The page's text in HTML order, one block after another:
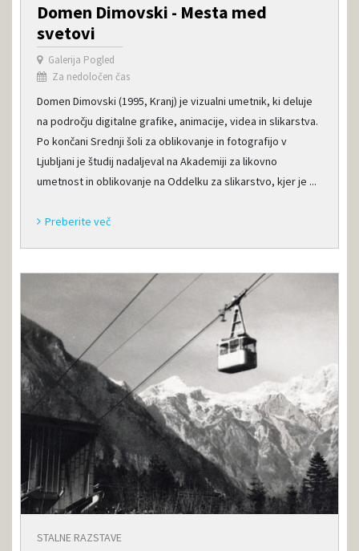
Domen Dimovski - Mesta med
svetovi
Galerija Pogled
Za nedoločen čas
Domen Dimovski (1995, Kranj) je vizualni umetnik, ki deluje
na področju digitalne grafike, animacije, videa in slikarstva.
Po končani Srednji šoli za oblikovanje in fotografijo v
Ljubljani je študij nadaljeval na Akademiji za likovno
umetnost in oblikovanje na Oddelku za slikarstvo, kjer je ...
Preberite več
STALNE RAZSTAVE